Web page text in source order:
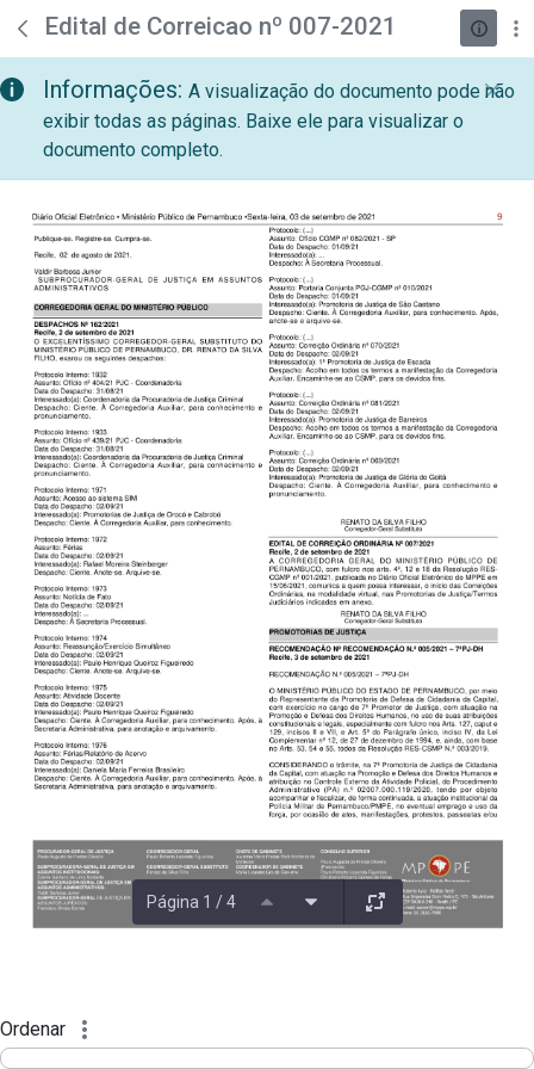
Pular para o Conteúdo principal
teste descricao
Edital de Correicao nº 007-2021
Informações: A visualização do documento pode não
exibir todas as páginas. Baixe ele para visualizar o
documento completo.
Página 1 / 4
Ordenar